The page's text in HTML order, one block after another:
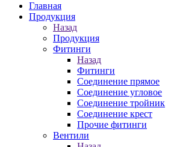
Главная
Продукция
Назад
Продукция
Фитинги
Назад
Фитинги
Соединение прямое
Соединение угловое
Соединение тройник
Соединение крест
Прочие фитинги
Вентили